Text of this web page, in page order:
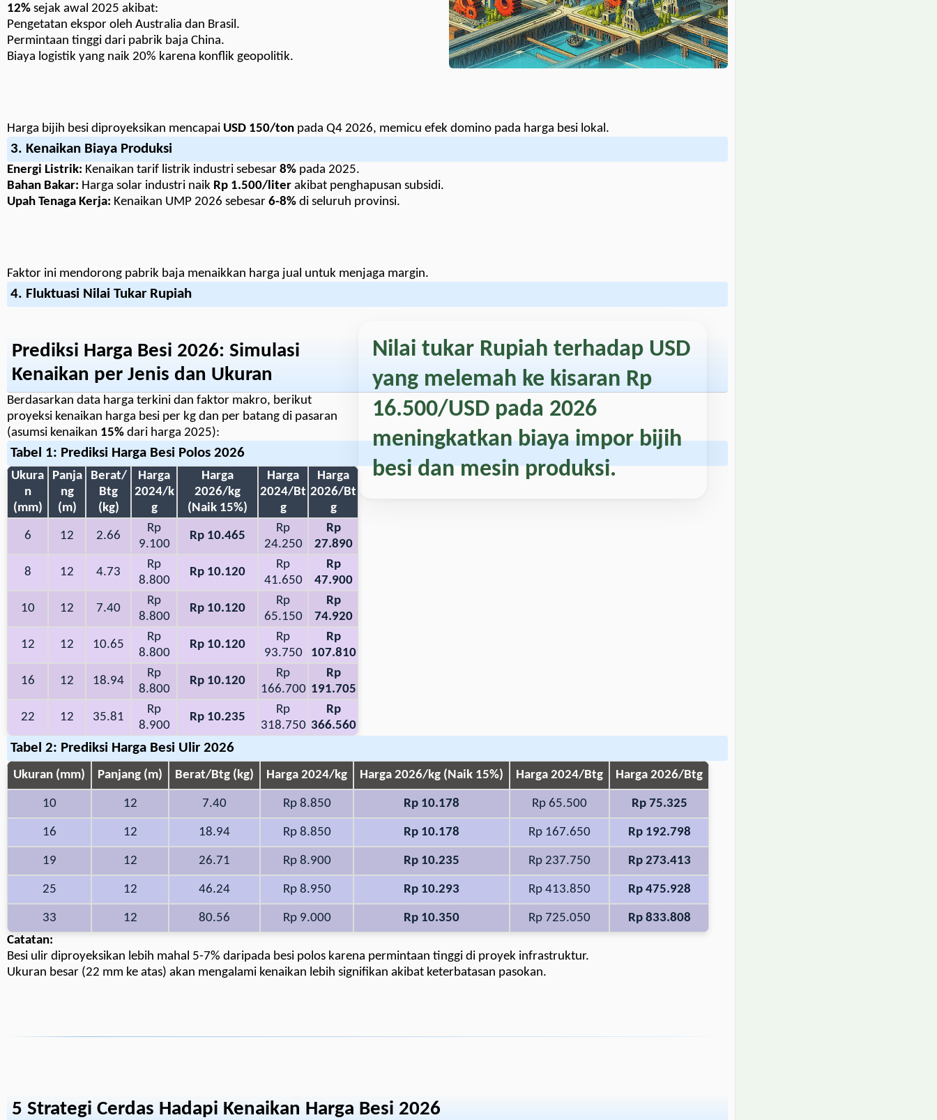
12% sejak awal 2025 akibat:
Pengetatan ekspor oleh Australia dan Brasil.
Permintaan tinggi dari pabrik baja China.
Biaya logistik yang naik 20% karena konflik geopolitik.
Harga bijih besi diproyeksikan mencapai USD 150/ton pada Q4 2026, memicu efek domino pada harga besi lokal.
3. Kenaikan Biaya Produksi
Energi Listrik: Kenaikan tarif listrik industri sebesar 8% pada 2025.
Bahan Bakar: Harga solar industri naik Rp 1.500/liter akibat penghapusan subsidi.
Upah Tenaga Kerja: Kenaikan UMP 2026 sebesar 6-8% di seluruh provinsi.
Faktor ini mendorong pabrik baja menaikkan harga jual untuk menjaga margin.
4. Fluktuasi Nilai Tukar Rupiah
Nilai tukar Rupiah terhadap USD
yang melemah ke kisaran Rp
16.500/USD pada 2026
meningkatkan biaya impor bijih
besi dan mesin produksi.
Prediksi Harga Besi 2026: Simulasi
Kenaikan per Jenis dan Ukuran
Berdasarkan data harga terkini dan faktor makro, berikut
proyeksi kenaikan harga besi per kg dan per batang di pasaran
(asumsi kenaikan 15% dari harga 2025):
Tabel 1: Prediksi Harga Besi Polos 2026
Ukura
n
(mm)
Panja
ng
(m)
Berat/
Btg
(kg)
Harga
2024/k
g
Harga
2026/kg
(Naik 15%)
Harga
2024/Bt
g
Harga
2026/Bt
g
6 12 2.66
Rp
9.100
Rp 10.465
Rp
24.250
Rp
27.890
8 12 4.73
Rp
8.800
Rp 10.120
Rp
41.650
Rp
47.900
10 12 7.40
Rp
8.800
Rp 10.120
Rp
65.150
Rp
74.920
12 12 10.65
Rp
8.800
Rp 10.120
Rp
93.750
Rp
107.810
16 12 18.94
Rp
8.800
Rp 10.120
Rp
166.700
Rp
191.705
22 12 35.81
Rp
8.900
Rp 10.235
Rp
318.750
Rp
366.560
Tabel 2: Prediksi Harga Besi Ulir 2026
Ukuran (mm) Panjang (m) Berat/Btg (kg) Harga 2024/kg Harga 2026/kg (Naik 15%) Harga 2024/Btg Harga 2026/Btg
10 12 7.40 Rp 8.850 Rp 10.178 Rp 65.500 Rp 75.325
16 12 18.94 Rp 8.850 Rp 10.178 Rp 167.650 Rp 192.798
19 12 26.71 Rp 8.900 Rp 10.235 Rp 237.750 Rp 273.413
25 12 46.24 Rp 8.950 Rp 10.293 Rp 413.850 Rp 475.928
33 12 80.56 Rp 9.000 Rp 10.350 Rp 725.050
Rp 833.808
Catatan:
Besi ulir diproyeksikan lebih mahal 5-7% daripada besi polos karena permintaan tinggi di proyek infrastruktur.
Ukuran besar (22 mm ke atas) akan mengalami kenaikan lebih signifikan akibat keterbatasan pasokan.
5 Strategi Cerdas Hadapi Kenaikan Harga Besi 2026